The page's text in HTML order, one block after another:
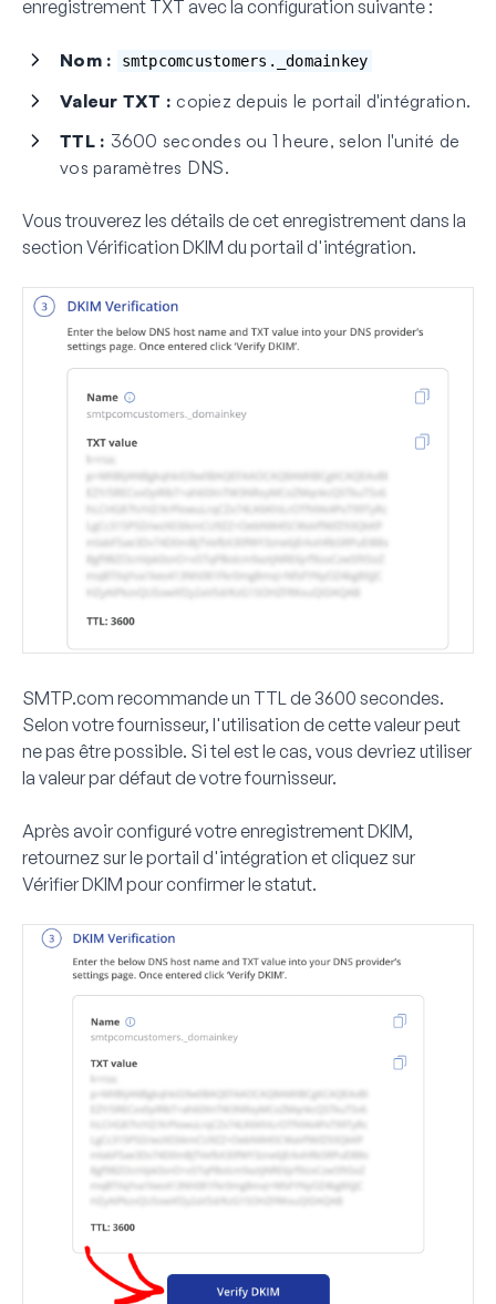
enregistrement TXT avec la configuration suivante :
Nom : smtpcomcustomers._domainkey
Valeur TXT : copiez depuis le portail d'intégration.
TTL : 3600 secondes ou 1 heure, selon l'unité de
vos paramètres DNS.
Vous trouverez les détails de cet enregistrement dans la
section Vérification DKIM du portail d'intégration.
SMTP.com recommande un TTL de 3600 secondes.
Selon votre fournisseur, l'utilisation de cette valeur peut
ne pas être possible. Si tel est le cas, vous devriez utiliser
la valeur par défaut de votre fournisseur.
Après avoir configuré votre enregistrement DKIM,
retournez sur le portail d'intégration et cliquez sur
Vérifier DKIM pour confirmer le statut.